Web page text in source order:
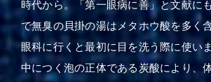
時代から。「第一眼病に善」と文献に
で無臭の貝掛の湯はメタホウ酸を多く
眼科に行くと最初に目を洗う際に使い
中につく泡の正体である炭酸により、